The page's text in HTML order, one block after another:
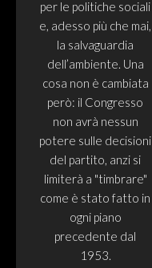
per le politiche sociali
e, adesso più che mai,
la salvaguardia
dell’ambiente. Una
cosa non è cambiata
però: il Congresso
non avrà nessun
potere sulle decisioni
del partito, anzi si
limiterà a "timbrare"
come è stato fatto in
ogni piano
precedente dal
1953.